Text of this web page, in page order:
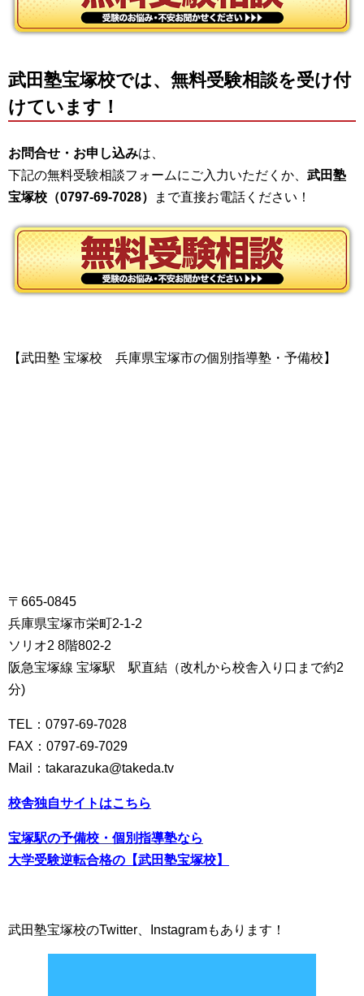
武田塾宝塚校では、無料受験相談を受け付
けています！
お問合せ・お申し込みは、
下記の無料受験相談フォームにご入力いただくか、 武田塾
宝塚校（0797-69-7028）
まで直接お電話ください！
【武田塾 宝塚校 兵庫県宝塚市の個別指導塾・予備校】
〒665-0845
兵庫県宝塚市栄町2-1-2
ソリオ2 8階802-2
阪急宝塚線 宝塚駅 駅直結（改札から校舎入り口まで約2
分)
TEL：0797-69-7028
FAX：0797-69-7029
Mail：takarazuka@takeda.tv
校舎独自サイトはこちら
宝塚駅の予備校・個別指導塾なら
大学受験逆転合格の【武田塾宝塚校】
武田塾宝塚校のTwitter、Instagramもあります！